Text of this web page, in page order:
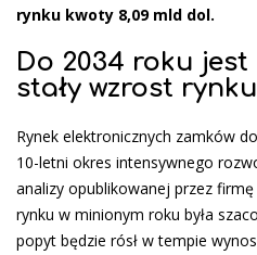
rynku kwoty 8,09 mld dol.
Do 2034 roku
stały wzrost rynku
Rynek elektronicznych zamków
10-letni okres intensywnego
analizy opublikowanej przez
rynku w minionym roku była
popyt będzie rósł w tempie